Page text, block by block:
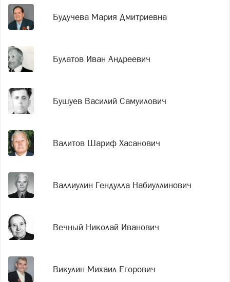
Будучева Мария Дмитриевна
Булатов Иван Андреевич
Бушуев Василий Самуилович
Валитов Шариф Хасанович
Валлиулин Гендулла Набиуллинович
Вечный Николай Иванович
Викулин Михаил Егорович